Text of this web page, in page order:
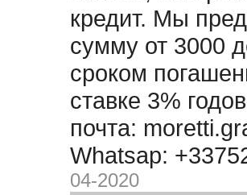
кредит. Мы
сумму от 3000
сроком
ставке 3%
почта:
Whatsap:
04-2020